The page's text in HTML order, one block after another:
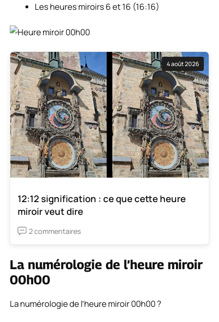
Les heures miroirs 6 et 16 (16:16)
4 août 2026
12:12 signification : ce que cette heure
miroir veut dire
2 commentaires
La numérologie de l’heure miroir
00h00
La numérologie de l’heure miroir 00h00 ?